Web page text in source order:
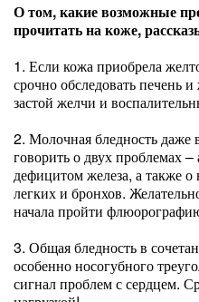
О том, какие возможные
прочитать на коже,
1. Если кожа приобрела
срочно обследовать печень
застой желчи и
2. Молочная бледность
говорить о двух проблемах
дефицитом железа, а также
легких и бронхов.
начала пройти
3. Общая бледность в
особенно носогубного
сигнал проблем с сердцем.